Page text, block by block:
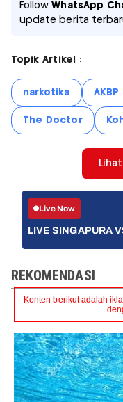
FollowWhatsApp
update berita
Topik Artikel :
narkotika
The Doctor
Live Now
LIVE SINGAPURA